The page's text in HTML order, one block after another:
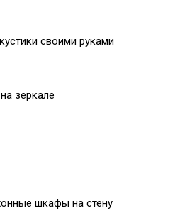
своими руками
зеркале
шкафы на стену